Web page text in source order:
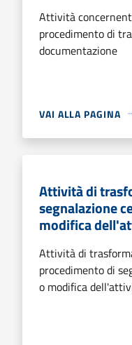
Attività
procedimento di
documentazione
VAI ALLA PAGINA
Attività di
segnalazione
modifica
Attività di
procedimento di
o modifica